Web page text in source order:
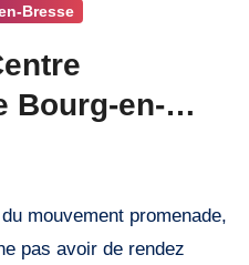
Bresse
Bourg-en-
pas avoir de rendez